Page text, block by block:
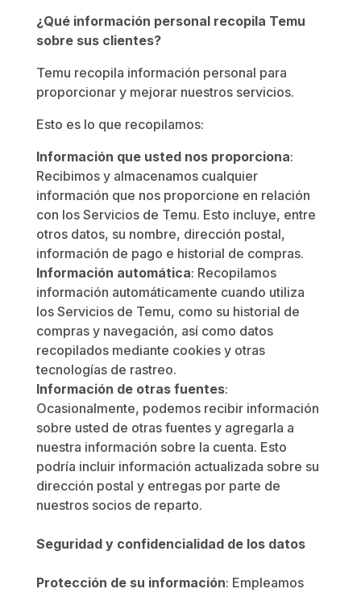
¿Qué información personal recopila Temu
sobre sus clientes?
Temu recopila información personal para
proporcionar y mejorar nuestros servicios.
Esto es lo que recopilamos:
Información que usted nos proporciona:
Recibimos y almacenamos cualquier
información que nos proporcione en relación
con los Servicios de Temu. Esto incluye, entre
otros datos, su nombre, dirección postal,
información de pago e historial de compras.
Información automática: Recopilamos
información automáticamente cuando utiliza
los Servicios de Temu, como su historial de
compras y navegación, así como datos
recopilados mediante cookies y otras
tecnologías de rastreo.
Información de otras fuentes:
Ocasionalmente, podemos recibir información
sobre usted de otras fuentes y agregarla a
nuestra información sobre la cuenta. Esto
podría incluir información actualizada sobre su
dirección postal y entregas por parte de
nuestros socios de reparto.
Seguridad y confidencialidad de los datos
Protección de su información: Empleamos